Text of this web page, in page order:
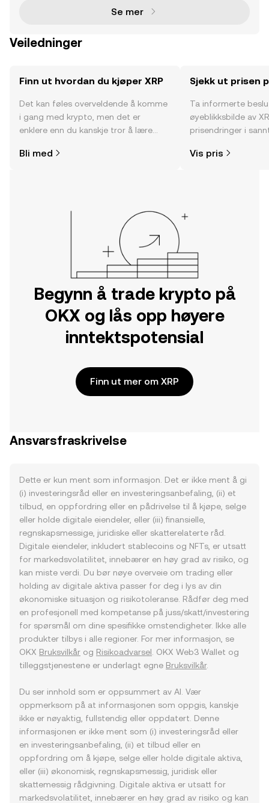
Se mer
Veiledninger
Finn ut hvordan du kjøper XRP
Det kan føles overveldende å komme
i gang med krypto, men det er
enklere enn du kanskje tror å lære
Kom i gang med reisen din på OKX-
Bli med
Sjekk ut prisen
Ta informerte
øyeblikksbilde av
prisendringer i
Vis pris
Begynn å trade krypto på
OKX og lås opp høyere
inntektspotensial
Finn ut mer om XRP
Ansvarsfraskrivelse
Dette er kun ment som informasjon. Det er ikke ment å gi
(i) investeringsråd eller en investeringsanbefaling, (ii) et
tilbud, en oppfordring eller en pådrivelse til å kjøpe, selge
eller holde digitale eiendeler, eller (iii) finansielle,
regnskapsmessige, juridiske eller skatterelaterte råd.
Digitale eiendeler, inkludert stablecoins og NFTs, er utsatt
for markedsvolatilitet, innebærer en høy grad av risiko, og
kan miste verdi. Du bør nøye overveie om trading eller
holding av digitale aktiva passer for deg i lys av din
økonomiske situasjon og risikotoleranse. Rådfør deg med
en profesjonell med kompetanse på juss/skatt/investering
for spørsmål om dine spesifikke omstendigheter. Ikke alle
produkter tilbys i alle regioner. For mer informasjon, se
OKX Bruksvilkår og Risikoadvarsel . OKX Web3 Wallet og
tilleggstjenestene er underlagt egne Bruksvilkår.
Du ser innhold som er oppsummert av AI. Vær
oppmerksom på at informasjonen som oppgis, kanskje
ikke er nøyaktig, fullstendig eller oppdatert. Denne
informasjonen er ikke ment som (i) investeringsråd eller
en investeringsanbefaling, (ii) et tilbud eller en
oppfordring om å kjøpe, selge eller holde digitale aktiva,
eller (iii) økonomisk, regnskapsmessig, juridisk eller
skattemessig rådgivning. Digitale aktiva er utsatt for
markedsvolatilitet, innebærer en høy grad av risiko og kan